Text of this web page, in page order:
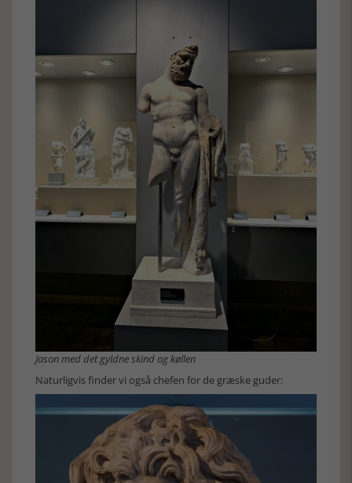
Jason med det gyldne skind og køllen
Naturligvis finder vi også chefen for de græske guder: